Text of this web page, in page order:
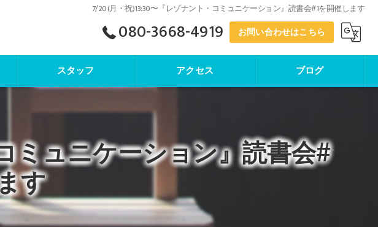
7/20(月・祝)13:30〜『レゾナント・コミュニケーション』読書会#1を開催します
080-3668-4919 お問い合わせはこちら
スタッフ アクセス
寺子屋塾
ブログ
ミュニケーション』読書会#
す